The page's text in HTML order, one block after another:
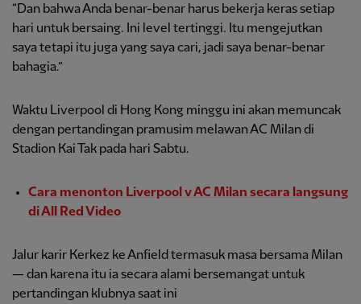
“Dan bahwa Anda benar-benar harus bekerja keras setiap
hari untuk bersaing. Ini level tertinggi. Itu mengejutkan
saya tetapi itu juga yang saya cari, jadi saya benar-benar
bahagia.”
Waktu Liverpool di Hong Kong minggu ini akan memuncak
dengan pertandingan pramusim melawan AC Milan di
Stadion Kai Tak pada hari Sabtu.
Cara menonton Liverpool v AC Milan secara langsung
di All Red Video
Jalur karir Kerkez ke Anfield termasuk masa bersama Milan
— dan karena itu ia secara alami bersemangat untuk
pertandingan klubnya saat ini